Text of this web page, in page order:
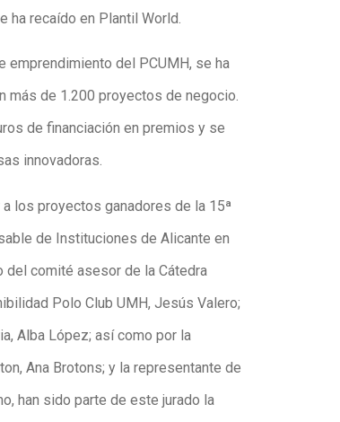
ha recaído en Plantil World.
emprendimiento del PCUMH, se ha
más de 1.200 proyectos de negocio.
de financiación en premios y se
innovadoras.
los proyectos ganadores de la 15ª
de Instituciones de Alicante en
del comité asesor de la Cátedra
Polo Club UMH, Jesús Valero;
Alba López; así como por la
Ana Brotons; y la representante de
han sido parte de este jurado la